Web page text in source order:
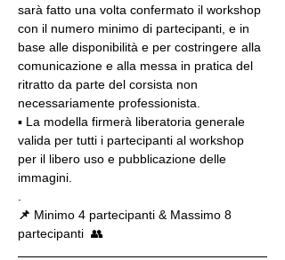
sarà fatto una volta confermato il workshop
con il numero minimo di partecipanti, e in
base alle disponibilità e per costringere alla
comunicazione e alla messa in pratica del
ritratto da parte del corsista non
necessariamente professionista.
▪️ La modella firmerà liberatoria generale
valida per tutti i partecipanti al workshop
per il libero uso e pubblicazione delle
immagini.
📌 Minimo 4 partecipanti & Massimo 8
partecipanti  👥